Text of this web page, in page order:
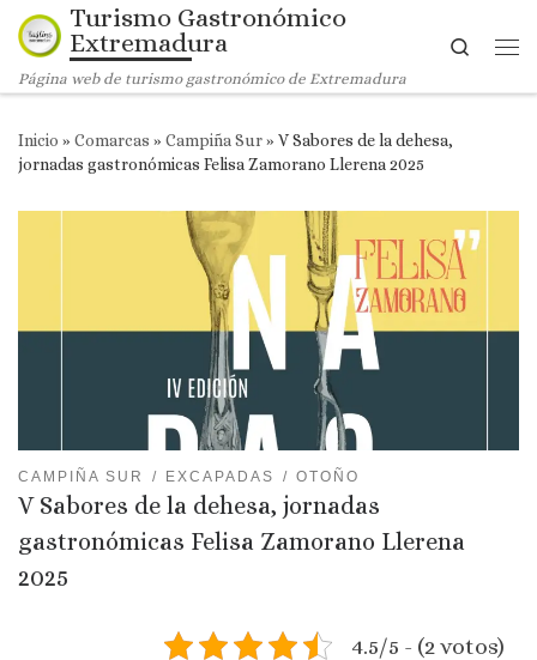
Saltar al contenido
Turismo Gastronómico
Extremadura
Página web de turismo gastronómico de Extremadura
Search
Inicio » Comarcas » Campiña Sur» V Sabores de la dehesa,
jornadas gastronómicas Felisa Zamorano Llerena 2025
CAMPIÑA SUR EXCAPADAS OTOÑO
V Sabores de la dehesa, jornadas
gastronómicas Felisa Zamorano Llerena
2025
4.5/5 - (2 votos)